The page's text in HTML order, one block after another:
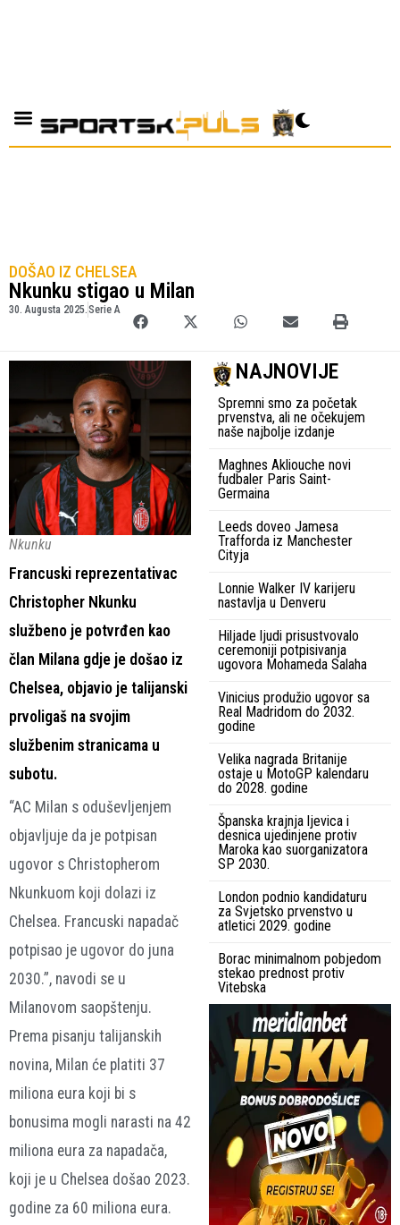
DOŠAO IZ CHELSEA
Nkunku stigao u Milan
30. Augusta 2025.Serie A
Nkunku
Francuski reprezentativac
Christopher Nkunku
službeno je potvrđen kao
član Milana gdje je došao iz
Chelsea, objavio je talijanski
prvoligaš na svojim
službenim stranicama u
subotu.
“AC Milan s oduševljenjem
objavljuje da je potpisan
ugovor s Christopherom
Nkunkuom koji dolazi iz
Chelsea. Francuski napadač
potpisao je ugovor do juna
2030.”, navodi se u
Milanovom saopštenju.
Prema pisanju talijanskih
novina, Milan će platiti 37
miliona eura koji bi s
bonusima mogli narasti na 42
miliona eura za napadača,
koji je u Chelsea došao 2023.
godine za 60 miliona eura.
NAJNOVIJE
Spremni smo za početak
prvenstva, ali ne očekujem
naše najbolje izdanje
Maghnes Akliouche novi
fudbaler Paris Saint-
Germaina
Leeds doveo Jamesa
Trafforda iz Manchester
Cityja
Lonnie Walker IV karijeru
nastavlja u Denveru
Hiljade ljudi prisustvovalo
ceremoniji potpisivanja
ugovora Mohameda Salaha
Vinicius produžio ugovor sa
Real Madridom do 2032.
godine
Velika nagrada Britanije
ostaje u MotoGP kalendaru
do 2028. godine
Španska krajnja ljevica i
desnica ujedinjene protiv
Maroka kao suorganizatora
SP 2030.
London podnio kandidaturu
za Svjetsko prvenstvo u
atletici 2029. godine
Borac minimalnom pobjedom
stekao prednost protiv
Vitebska